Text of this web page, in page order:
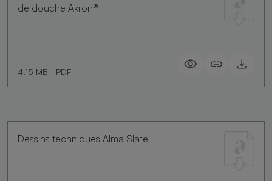
de douche Akron®
4.15 MB | PDF
Dessins techniques Alma Slate